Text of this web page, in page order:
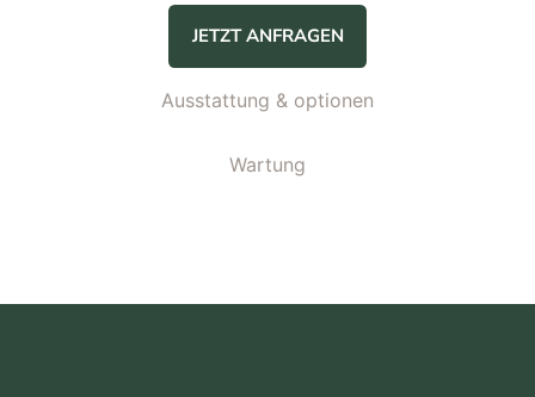
Ausstattung & optionen
Wartung
JETZT ANFRAGEN